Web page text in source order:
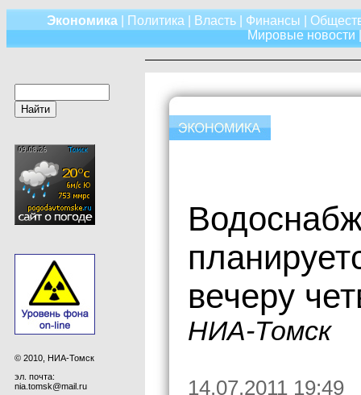
Экономика| Политика Власть| Финансы
Мировые новости
© 2010, НИА-Томск
эл. почта:
nia.tomsk@mail.ru
вечеру
НИА-Томск
14.07.2011 19:49